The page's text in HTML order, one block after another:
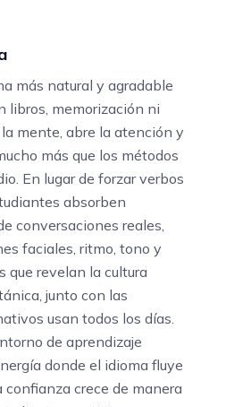
más natural y agradable
libros, memorización ni
mente, abre la atención y
más que los métodos
En lugar de forzar verbos
absorben
conversaciones reales,
faciales, ritmo, tono y
que revelan la cultura
junto con las
usan todos los días.
de aprendizaje
donde el idioma fluye
confianza crece de manera